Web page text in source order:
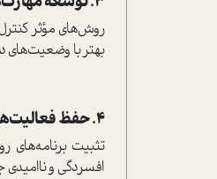
روش‌های مؤثر
بهتر با وضعیت‌های
4. حفظ فعالیت‌های روزمره و روتین‌ها
تثبیت برنامه‌های
افسردگی و